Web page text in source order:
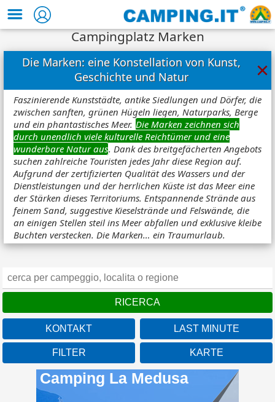
Campingplatz Marken
Die Marken: eine Konstellation von Kunst,
Geschichte und Natur
×
Faszinierende Kunststädte, antike Siedlungen und Dörfer, die
zwischen sanften, grünen Hügeln liegen, Naturparks, Berge
und ein phantastisches Meer. Die Marken zeichnen sich
durch unendlich viele kulturelle Reichtümer und eine
wunderbare Natur aus. Dank des breitgefächerten Angebots
suchen zahlreiche Touristen jedes Jahr diese Region auf.
Aufgrund der zertifizierten Qualität des Wassers und der
Dienstleistungen und der herrlichen Küste ist das Meer eine
der Stärken dieses Territoriums. Entspannende Strände aus
feinem Sand, suggestive Kieselstrände und Felswände, die
an einigen Stellen steil ins Meer abfallen und exklusive kleibe
Buchten verstecken. Die Marken… ein Traumurlaub.
KONTAKT LAST MINUTE
FILTER KARTE
Camping La Medusa